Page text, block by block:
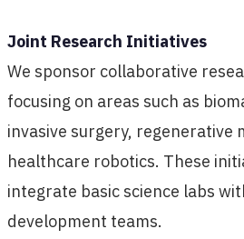
Joint Research Initiatives
We sponsor collaborative
focusing on areas such as
invasive surgery, regenerative
healthcare robotics. These
integrate basic science labs
development teams.